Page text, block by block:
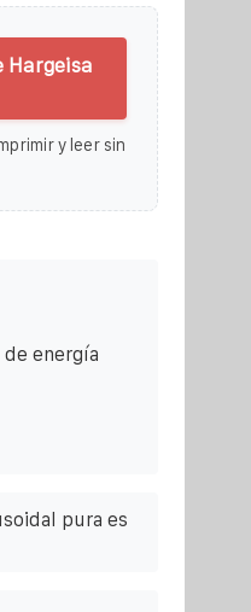
Hargeisa
y leer sin
de energía
pura es